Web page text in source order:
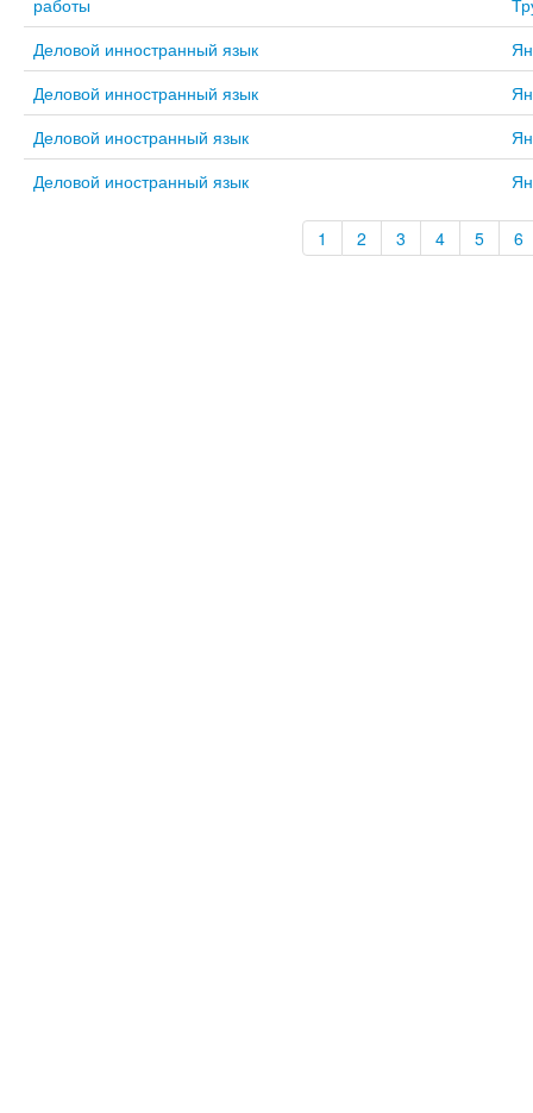
работы
Деловой инностранный язык
Деловой инностранный язык
Деловой иностранный язык
Деловой иностранный язык
1 2 3 4 5 6